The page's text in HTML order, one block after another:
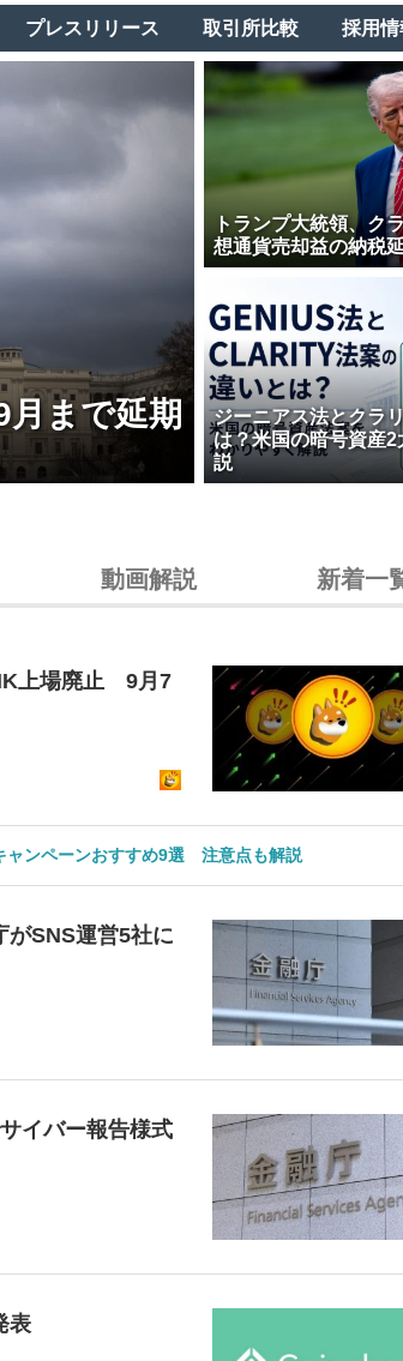
プレスリリース 取引所比較 採用情
まで延期
トランプ大統領、ク
想通貨売却益の納税
ジーニアス法とクラ
は？米国の暗号資産
説
動画解説 新着一
上場廃止 9月7
ャンペーンおすすめ9選 注意点も解説
がSNS運営5社に
イバー報告様式
表